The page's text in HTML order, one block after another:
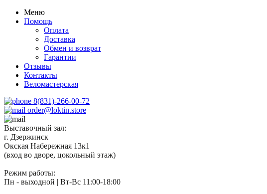
Меню
Помощь
Оплата
Доставка
Обмен и возврат
Гарантии
Отзывы
Контакты
Веломастерская
8(831)-266-00-72
order@loktin.store
Выставочный зал:
г. Дзержинск
Окская Набережная 13к1
(вход во дворе, цокольный этаж)
Режим работы:
Пн - выходной | Вт-Вс 11:00-18:00